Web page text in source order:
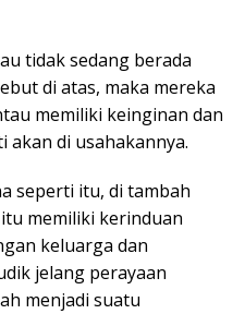
tidak sedang berada
di atas, maka mereka
memiliki keinginan dan
di usahakannya.
seperti itu, di tambah
memiliki kerinduan
keluarga dan
jelang perayaan
menjadi suatu